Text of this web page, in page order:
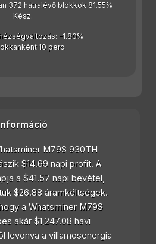
372 hátralévő blokkok 81.55%
Kész.
-1.80%
10 perc
Információ
M79S 930TH
$14.69 napi profit. A
a $41.57 napi bevétel,
$26.88 áramköltségek.
a Whatsminer M79S
akár $1,247.08 havi
levonva a villamosenergia